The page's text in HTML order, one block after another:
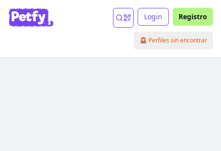
Login Registro
🚨 Perfiles sin encontrar